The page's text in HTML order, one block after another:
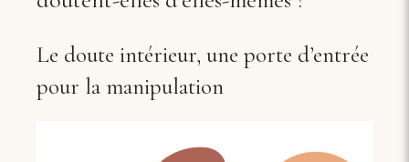
Le doute intérieur, une porte d’entrée
pour la manipulation